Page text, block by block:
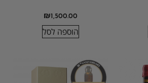
₪1,500.00
הוספה לסל